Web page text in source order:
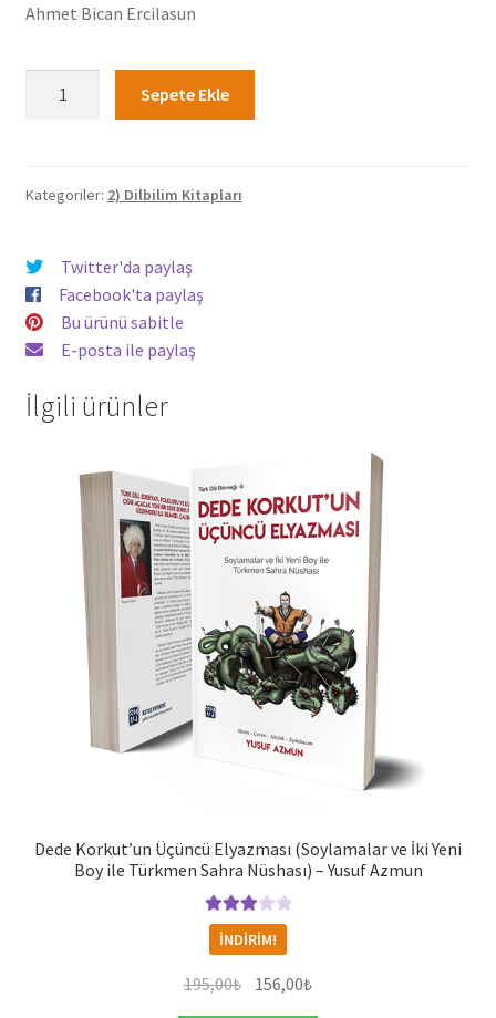
Ahmet Bican Ercilasun
Üzerine
Azmun
adet
Sepete Ekle
Kategoriler: 2) Dilbilim Kitapları
Twitter'da paylaş
Facebook'ta paylaş
Bu ürünü sabitle
E-posta ile paylaş
İlgili ürünler
Dede Korkut’un Üçüncü Elyazması (Soylamalar ve İki Yeni
Boy ile Türkmen Sahra Nüshası) – Yusuf Azmun
5
üzerind
en3.00
oy aldı
İNDIRIM!
195,00₺ Orijinal
156,00₺Şu